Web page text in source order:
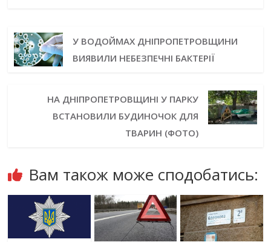
У ВОДОЙМАХ ДНІПРОПЕТРОВЩИНИ
ВИЯВИЛИ НЕБЕЗПЕЧНІ БАКТЕРІЇ
НА ДНІПРОПЕТРОВЩИНІ У ПАРКУ
ВСТАНОВИЛИ БУДИНОЧОК ДЛЯ
ТВАРИН (ФОТО)
Вам також може сподобатись: